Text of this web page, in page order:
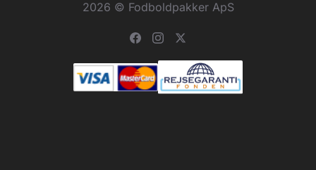
2026 © Fodboldpakker ApS